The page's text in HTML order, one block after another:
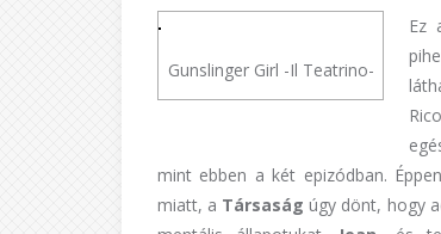
Gunslinger Girl -Il Teatrino-
Ez
mint ebben a két epizódban.
miatt, a Társaságúgy dönt, hogy